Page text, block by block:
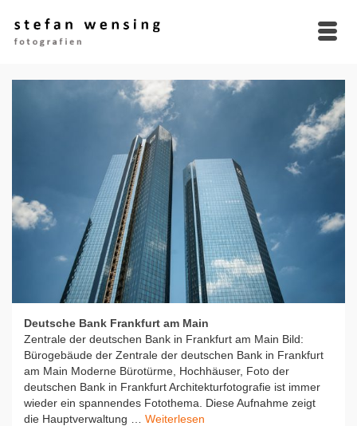
Deutsche Bank Frankfurt am Main
Zentrale der deutschen Bank in Frankfurt am Main Bild:
Bürogebäude der Zentrale der deutschen Bank in Frankfurt
am Main Moderne Bürotürme, Hochhäuser, Foto der
deutschen Bank in Frankfurt Architekturfotografie ist immer
wieder ein spannendes Fotothema. Diese Aufnahme zeigt
die Hauptverwaltung … Weiterlesen